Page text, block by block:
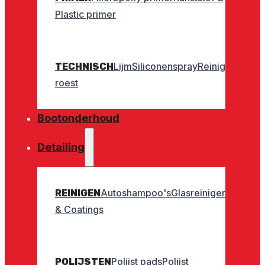
Plastic primer
TECHNISCHLijmSiliconensprayReinigers
roest
Bootonderhoud
Detailing
REINIGENAutoshampoo'sGlasreinigers
& Coatings
POLIJSTENPolijst padsPolijst